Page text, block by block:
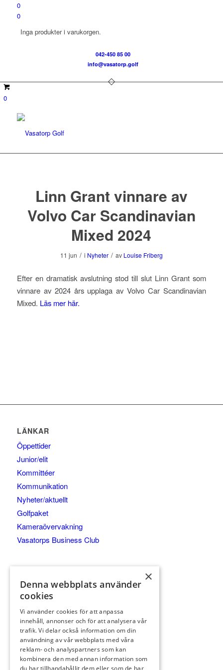
0
0
Inga produkter i varukorgen.
042-450 85 00
info@vasatorp.golf
0
Linn Grant vinnare av
Volvo Car Scandinavian
Mixed 2024
11 jun / i Nyheter / av Louise Friberg
Efter en dramatisk avslutning stod till slut Linn Grant som
vinnare av 2024 års upplaga av Volvo Car Scandinavian
Mixed. Läs mer här.
LÄNKAR
Öppettider
Junior/elit
Kommittéer
Kommunikation
Nyheter/aktuellt
Golfpaket
Kameraövervakning
Vasatorps Business Club
KONTAKT
042-450 85 00
×
Denna webbplats använder
cookies
Vi använder cookies för att anpassa
innehåll, annonser och för att analysera vår
trafik. Vi delar också information om din
användning av vår webbplats med våra
reklam- och analyspartners som kan
kombinera den med annan information som
du har tillhandahållit dem eller som de har